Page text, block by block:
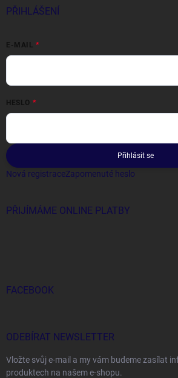
PŘIHLÁŠENÍ
E-MAIL
HESLO
Přihlásit se
Nová registraceZapomenuté heslo
PŘIJÍMÁME ONLINE PLATBY
FACEBOOK
ODEBÍRAT NEWSLETTER
Vložte svůj e-mail a my vám budeme zasílat
produktech na našem e-shopu.